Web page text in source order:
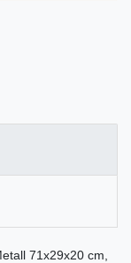
71x29x20 cm,